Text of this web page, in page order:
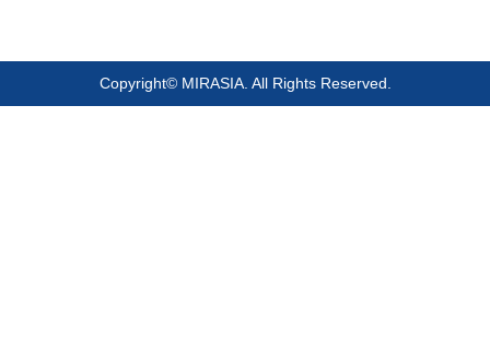
Copyright© MIRASIA. All Rights Reserved.